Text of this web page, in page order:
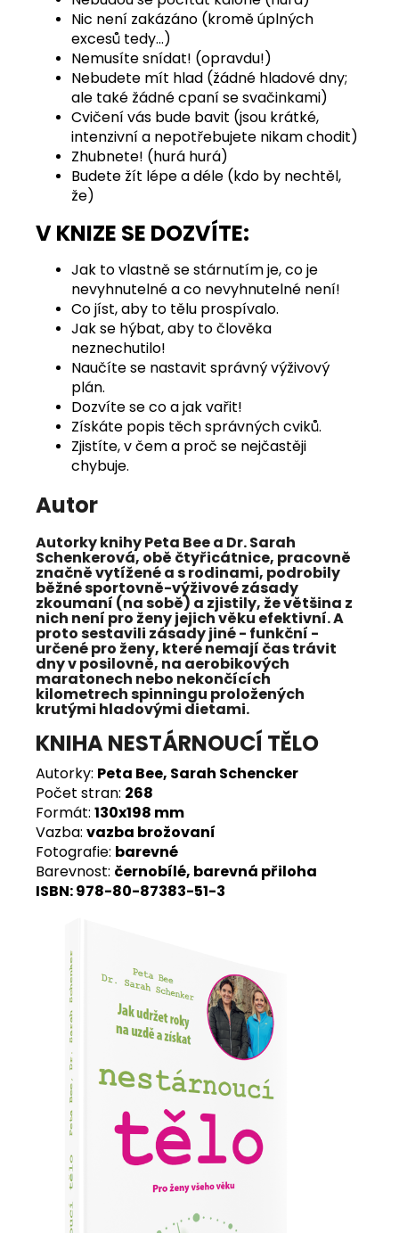
Nic není zakázáno (kromě úplných
excesů tedy…)
Nemusíte snídat! (opravdu!)
Nebudete mít hlad (žádné hladové dny;
ale také žádné cpaní se svačinkami)
Cvičení vás bude bavit (jsou krátké,
intenzivní a nepotřebujete nikam chodit)
Zhubnete! (hurá hurá)
Budete žít lépe a déle (kdo by nechtěl,
že)
V KNIZE SE DOZVÍTE:
Jak to vlastně se stárnutím je, co je
nevyhnutelné a co nevyhnutelné není!
Co jíst, aby to tělu prospívalo.
Jak se hýbat, aby to člověka
neznechutilo!
Naučíte se nastavit správný výživový
plán.
Dozvíte se co a jak vařit!
Získáte popis těch správných cviků.
Zjistíte, v čem a proč se nejčastěji
chybuje.
Autor
Autorky knihyPeta Beea Dr. Sarah
Schenkerová, obě čtyřicátnice, pracovně
značně vytížené a s rodinami, podrobily
běžné sportovně-výživové zásady
zkoumaní (na sobě) a zjistily, že většina z
nich není pro ženy jejich věku efektivní. A
proto sestavili zásady jiné - funkční -
určené pro ženy, které nemají čas trávit
dny v posilovně, na aerobikových
maratonech nebo nekončících
kilometrech spinningu proložených
krutými hladovými dietami.
KNIHA NESTÁRNOUCÍ TĚLO
Autorky: Peta Bee, Sarah Schencker
Počet stran: 268
Formát: 130x198 mm
Vazba: vazba brožovaní
Fotografie: barevné
Barevnost: černobílé, barevná přiloha
ISBN: 978-80-87383-51-3